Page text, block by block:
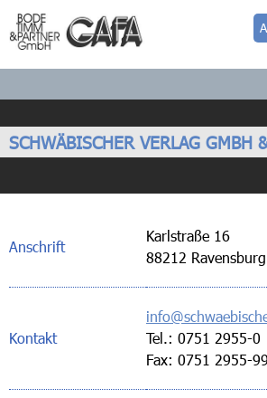
SCHWÄBISCHER VERLAG GMBH
Anschrift
Karlstraße 16
88212 Ravensburg
Kontakt
Tel.: 0751 2955-0
Fax: 0751 2955-